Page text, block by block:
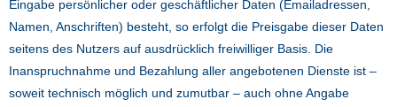
Eingabe persönlicher oder geschäftlicher Daten (Emailadressen,
Namen, Anschriften) besteht, so erfolgt die Preisgabe dieser Daten
seitens des Nutzers auf ausdrücklich freiwilliger Basis. Die
Inanspruchnahme und Bezahlung aller angebotenen Dienste ist –
soweit technisch möglich und zumutbar – auch ohne Angabe